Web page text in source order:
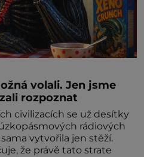
volali. Jen jsme
rozpoznat
civilizacích se už desítky
rádiových
vytvořila jen stěží.
že právě tato strate